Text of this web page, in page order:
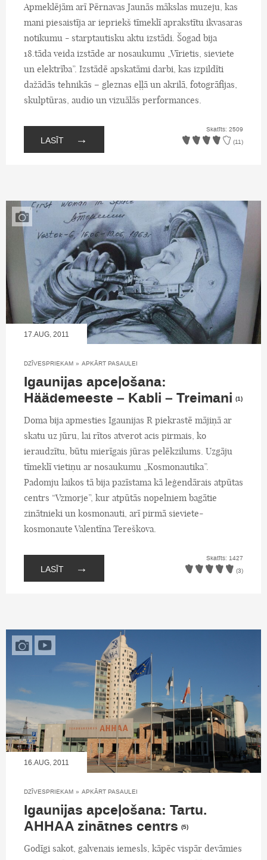
Apmeklējām arī Pērnavas Jaunās mākslas muzeju, kas
mani piesaistīja ar iepriekš tīmeklī aprakstītu ikvasaras
notikumu - starptautisku aktu izstādi. Šogad bija
18.tāda veida izstāde ar nosaukumu „Vīrietis, sieviete
un elektrība”. Izstādē apskatāmi darbi, kas izpildīti
dažādās tehnikās – gleznas eļļā un akrilā, fotogrāfijas,
skulptūras, audio un vizuālās performances.
LASĪT →
Skatīts: 2509
(11)
17.AUG, 2011
DZĪVESPRIEKAM » APKĀRT PASAULEI
Igaunijas apceļošana:
Häädemeeste – Kabli – Treimani (1)
Doma bija apmesties Igaunijas R piekrastē mājiņā ar
skatu uz jūru, lai rītos atverot acis pirmais, ko
ieraudzītu, būtu mierīgais jūras pelēkzilums. Uzgāju
tīmeklī vietiņu ar nosaukumu „Kosmonautika”.
Padomju laikos tā bija pazīstama kā leģendārais atpūtas
centrs “Vzmorje”, kur atpūtās nopelniem bagātie
zinātnieki un kosmonauti, arī pirmā sieviete-
kosmonaute Valentīna Tereškova.
LASĪT →
Skatīts: 1427
(3)
16.AUG, 2011
DZĪVESPRIEKAM » APKĀRT PASAULEI
Igaunijas apceļošana: Tartu.
AHHAA zinātnes centrs (5)
Godīgi sakot, galvenais iemesls, kāpēc vispār devāmies